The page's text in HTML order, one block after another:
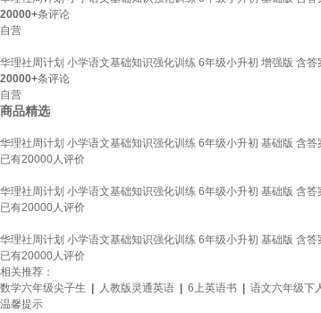
20000+条评论
自营
华理社周计划 小学语文基础知识强化训练 6年级小升初 增强版 含答
20000+条评论
自营
商品精选
华理社周计划 小学语文基础知识强化训练 6年级小升初 基础版 含答
已有20000人评价
华理社周计划 小学语文基础知识强化训练 6年级小升初 基础版 含答
已有20000人评价
华理社周计划 小学语文基础知识强化训练 6年级小升初 基础版 含答
已有20000人评价
相关推荐：
数学六年级尖子生
人教版灵通英语 6上英语书 语文六年级下
温馨提示